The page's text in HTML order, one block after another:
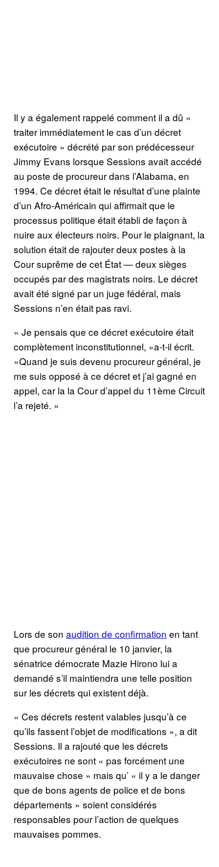
Il y a également rappelé comment il a dû «
traiter immédiatement le cas d’un décret
exécutoire » décrété par son prédécesseur
Jimmy Evans lorsque Sessions avait accédé
au poste de procureur dans l’Alabama, en
1994. Ce décret était le résultat d’une plainte
d’un Afro-Américain qui affirmait que le
processus politique était établi de façon à
nuire aux électeurs noirs. Pour le plaignant, la
solution était de rajouter deux postes à la
Cour suprême de cet État — deux sièges
occupés par des magistrats noirs. Le décret
avait été signé par un juge fédéral, mais
Sessions n’en était pas ravi.
« Je pensais que ce décret exécutoire était
complètement inconstitutionnel, »a-t-il écrit.
«Quand je suis devenu procureur général, je
me suis opposé à ce décret et j’ai gagné en
appel, car la la Cour d’appel du 11ème Circuit
l’a rejeté. »
Lors de son audition de confirmation en tant
que procureur général le 10 janvier, la
sénatrice démocrate Mazie Hirono lui a
demandé s’il maintiendra une telle position
sur les décrets qui existent déjà.
« Ces décrets restent valables jusqu’à ce
qu’ils fassent l’objet de modifications », a dit
Sessions. Il a rajouté que les décrets
exécutoires ne sont « pas forcément une
mauvaise chose » mais qu’ « il y a le danger
que de bons agents de police et de bons
départements » soient considérés
responsables pour l’action de quelques
mauvaises pommes.